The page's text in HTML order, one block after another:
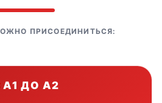
ПРИСОЕДИНИТЬСЯ:
A1 ДО A2